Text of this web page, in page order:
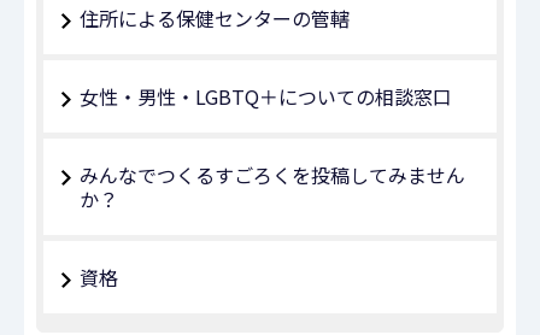
住所による保健センターの管轄
女性・男性・LGBTQ＋についての相談窓口
みんなでつくるすごろくを投稿してみません
か？
資格